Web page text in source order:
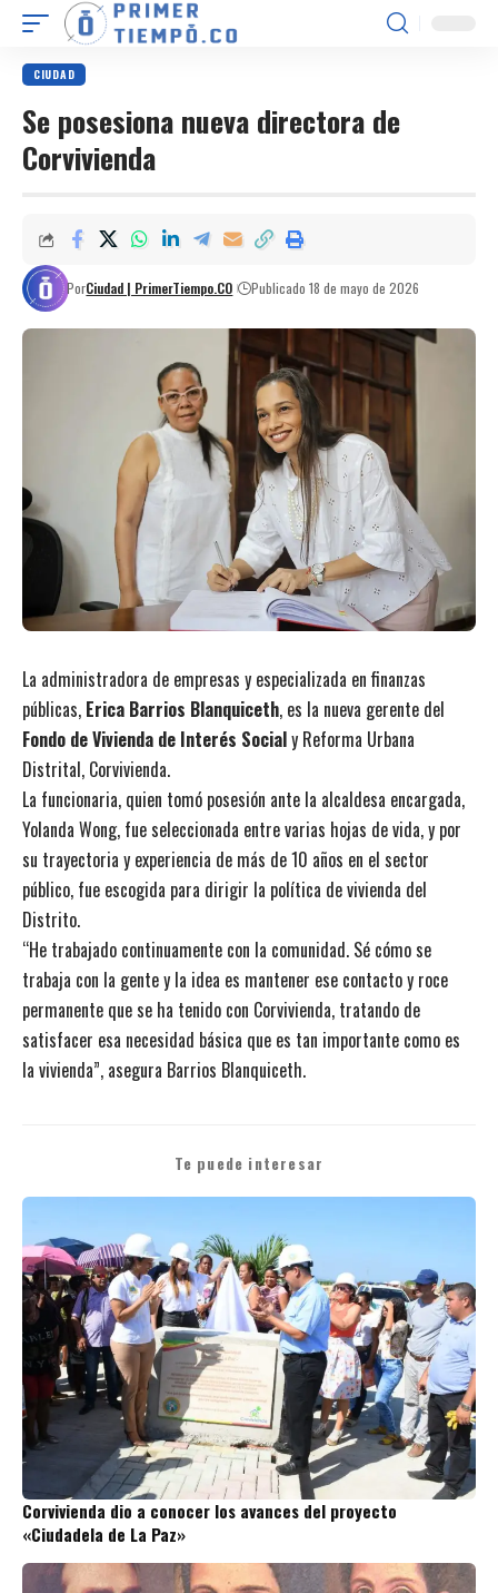
CIUDAD
Se posesiona nueva directora de
Corvivienda
PorCiudad | PrimerTiempo.CO Publicado 18 de mayo de 2026
La administradora de empresas y especializada en finanzas
públicas, Erica Barrios Blanquiceth, es la nueva gerente del
Fondo de Vivienda de Interés Socialy Reforma Urbana
Distrital, Corvivienda.
La funcionaria, quien tomó posesión ante la alcaldesa encargada,
Yolanda Wong, fue seleccionada entre varias hojas de vida, y por
su trayectoria y experiencia de más de 10 años en el sector
público, fue escogida para dirigir la política de vivienda del
Distrito.
“He trabajado continuamente con la comunidad. Sé cómo se
trabaja con la gente y la idea es mantener ese contacto y roce
permanente que se ha tenido con Corvivienda, tratando de
satisfacer esa necesidad básica que es tan importante como es
la vivienda”, asegura Barrios Blanquiceth.
Te puede interesar
Corvivienda dio a conocer los avances del proyecto
«Ciudadela de La Paz»